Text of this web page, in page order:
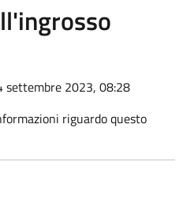
settembre 2023, 08:28
riguardo questo